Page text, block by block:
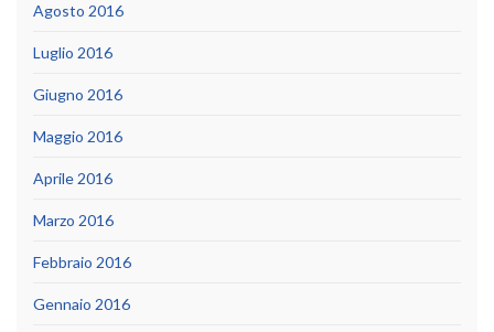
Agosto 2016
Luglio 2016
Giugno 2016
Maggio 2016
Aprile 2016
Marzo 2016
Febbraio 2016
Gennaio 2016